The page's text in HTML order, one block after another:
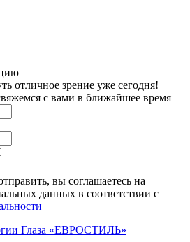
отличное зрение уже сегодня!
с вами в ближайшее время
вы соглашаетесь на
данных в соответствии с